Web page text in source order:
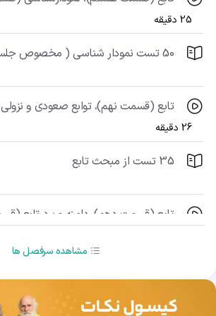
25 دقیقه
26 دقیقه
35 تست از مبحث تابع
تابع (قسمت دهم)، دامنه و برد تابع
مشاهده سرفصل ها